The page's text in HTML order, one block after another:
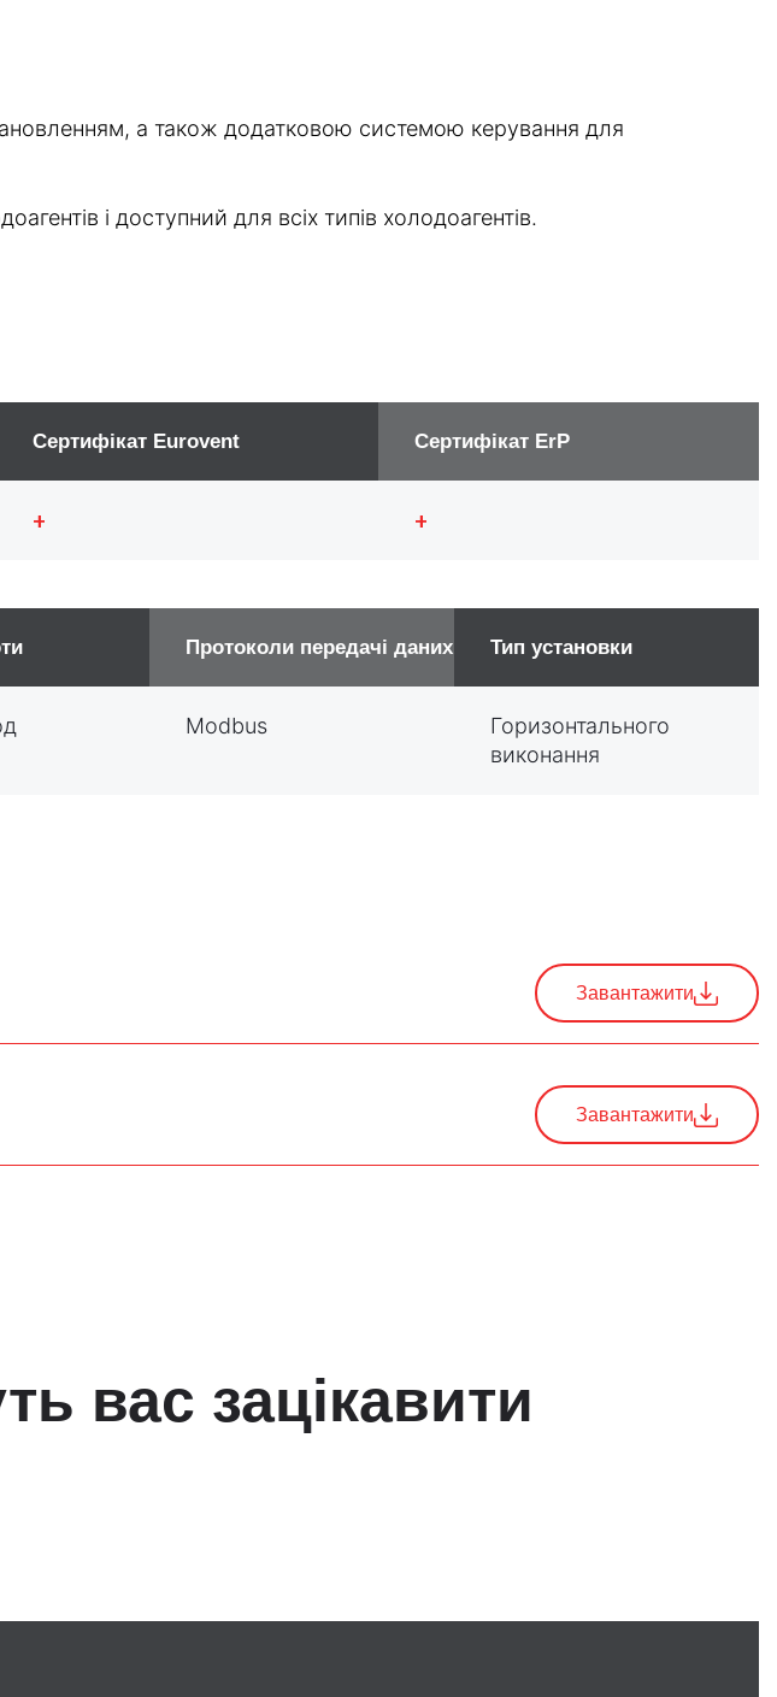
а також додатковою системою керування для
і доступний для всіх типів холодоагентів.
Сертифікат Eurovent
+
Сертифікат ErP
+
Протоколи передачі даних
Modbus
Тип установки
Горизонтального
виконання
Завантажити
Завантажити
вас зацікавити